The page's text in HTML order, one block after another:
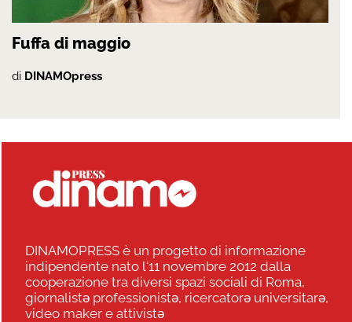
Fuffa di maggio
di DINAMOpress
DINAMOPRESS è un progetto di informazione
indipendente nato l'11 novembre 2012 dalla
cooperazione tra diversi spazi sociali di Roma,
giornalistə professionistə, ricercatorə universitarə,
video maker e attivistə